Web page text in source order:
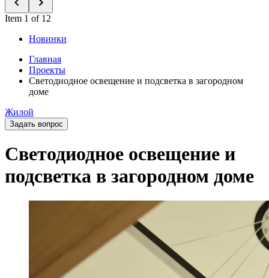
Item 1 of 12
Новинки
Главная
Проекты
Светодиодное освещение и подсветка в загородном
доме
Жилой
Задать вопрос
Светодиодное освещение и
подсветка в загородном доме